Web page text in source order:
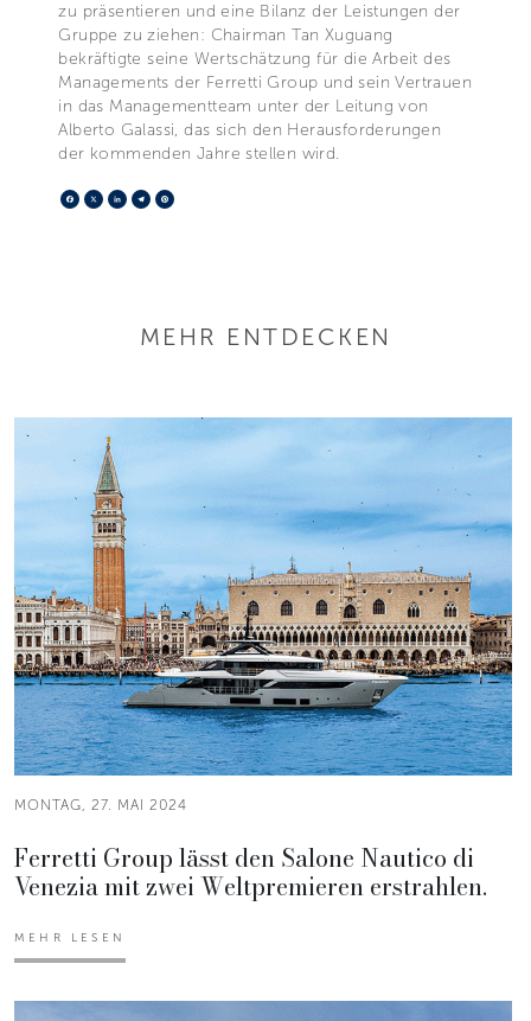
zu präsentieren und eine Bilanz der Leistungen der
Gruppe zu ziehen: Chairman Tan Xuguang
bekräftigte seine Wertschätzung für die Arbeit des
Managements der Ferretti Group und sein Vertrauen
in das Managementteam unter der Leitung von
Alberto Galassi, das sich den Herausforderungen
der kommenden Jahre stellen wird.
Facebook
X LinkedIn
Telegram
MEHR ENTDECKEN
MONTAG, 27. MAI 2024
Ferretti Group lässt den Salone Nautico di
Venezia mit zwei Weltpremieren erstrahlen.
MEHR LESEN